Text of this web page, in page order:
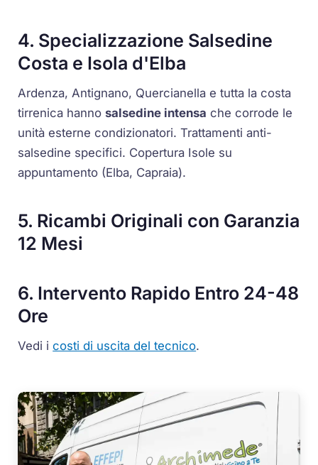
4. Specializzazione Salsedine
Costa e Isola d'Elba
Ardenza, Antignano, Quercianella e tutta la costa
tirrenica hannosalsedine intensa che corrode le
unità esterne condizionatori. Trattamenti anti-
salsedine specifici. Copertura Isole su
appuntamento (Elba, Capraia).
5. Ricambi Originali con Garanzia
12 Mesi
6. Intervento Rapido Entro 24-48
Ore
Vedi icosti di uscita del tecnico.